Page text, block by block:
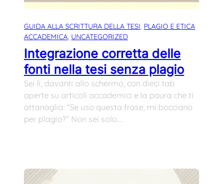
GUIDA ALLA SCRITTURA DELLA TESI, PLAGIO E ETICA
ACCADEMICA, UNCATEGORIZED
Integrazione corretta delle
fonti nella tesi senza plagio
Sei lì, davanti allo schermo, con dieci tab
aperte su articoli accademici e la paura che ti
attanaglia: “Se uso questa frase, mi bocciano
per plagio?” Non sei solo.…